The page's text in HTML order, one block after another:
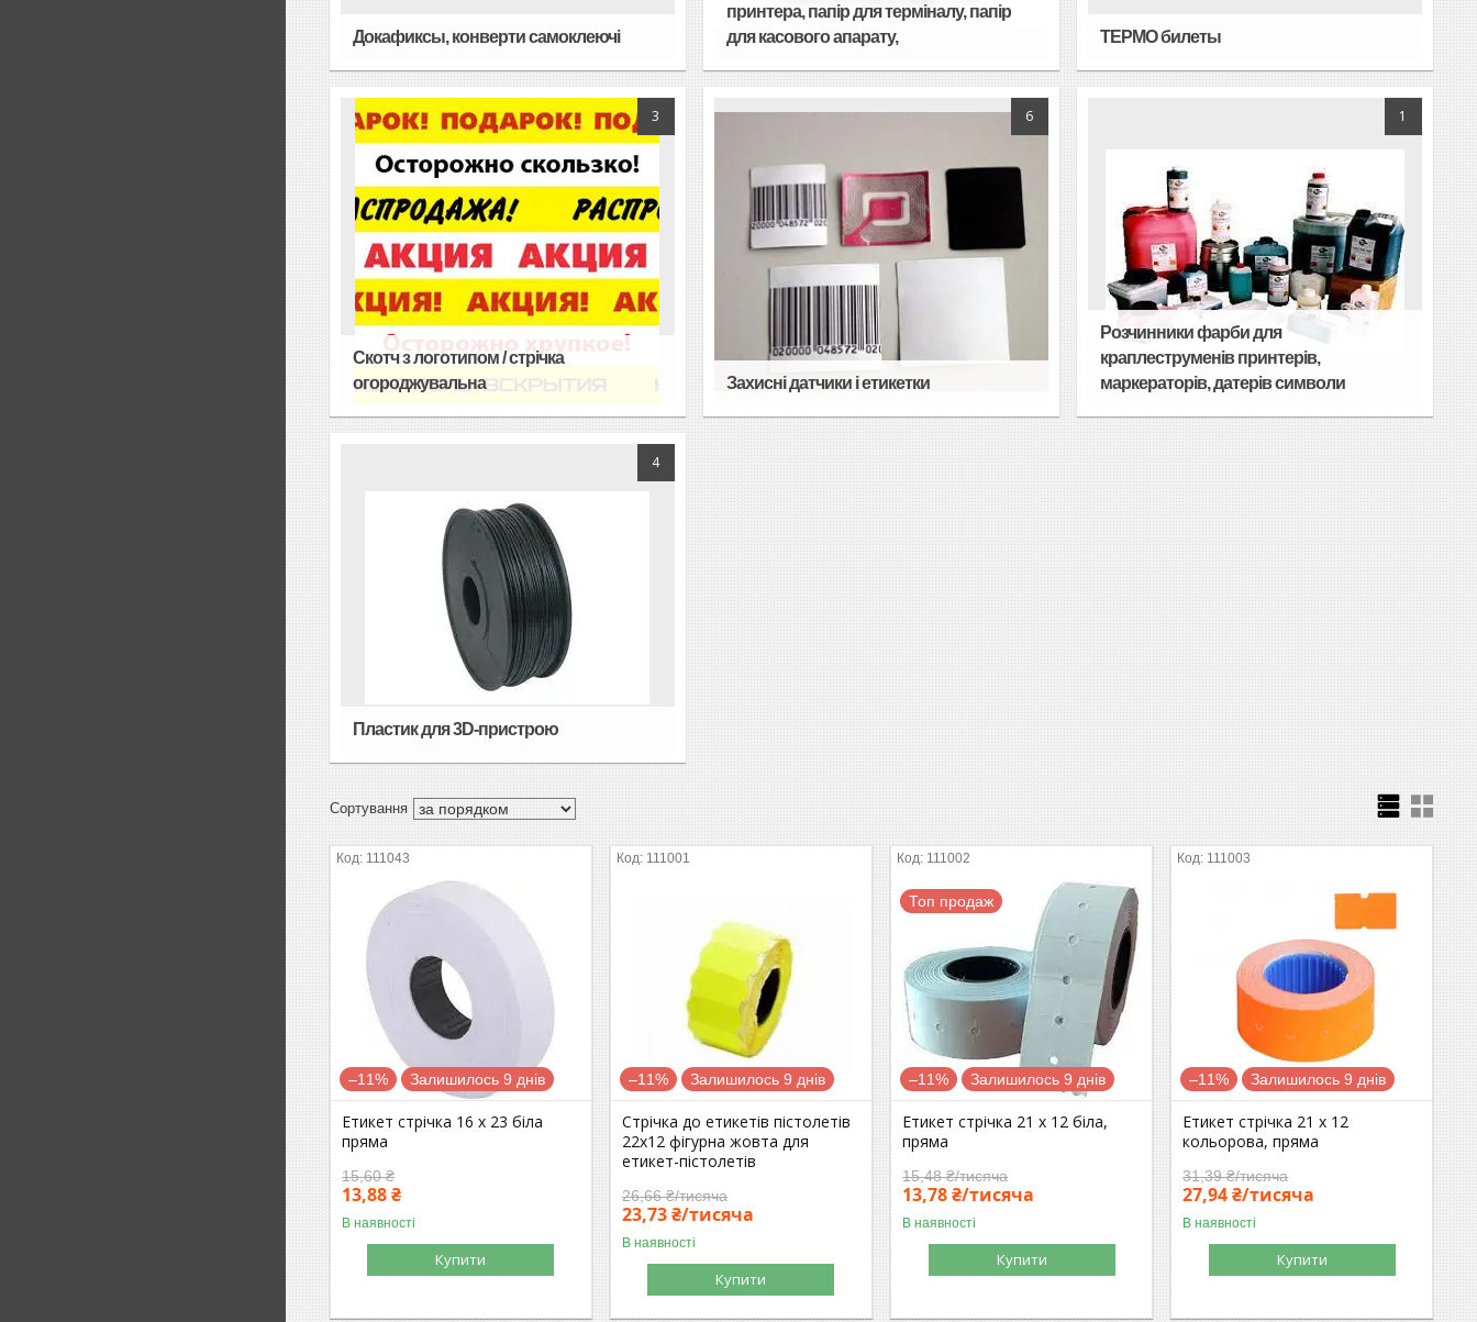
Докафиксы, конверти самоклеючі
принтера, папір для терміналу, папір
для касового апарату,
ТЕРМО билеты
3
Скотч з логотипом / стрічка
огороджувальна
6
Захисні датчики і етикетки
1
Розчинники фарби для
краплеструменів принтерів,
маркераторів, датерів символи
4
Пластик для 3D-пристрою
111043
–11% Залишилось 9 днів
Етикет стрічка 16 х 23 біла
пряма
15,60 ₴
13,88 ₴
В наявності
Купити
111001
–11% Залишилось 9 днів
Стрічка до етикетів пістолетів
22х12 фігурна жовта для
етикет-пістолетів
26,66 ₴/тисяча
23,73 ₴/тисяча
В наявності
Купити
111002
Топ продаж
–11% Залишилось 9 днів
Етикет стрічка 21 х 12 біла,
пряма
15,48 ₴/тисяча
13,78 ₴/тисяча
В наявності
Купити
111003
–11% Залишилось 9 днів
Етикет стрічка 21 х 12
кольорова, пряма
31,39 ₴/тисяча
27,94 ₴/тисяча
В наявності
Купити